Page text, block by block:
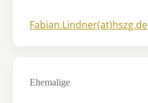
Fabian.Lindner(at)hszg.de
Ehemalige